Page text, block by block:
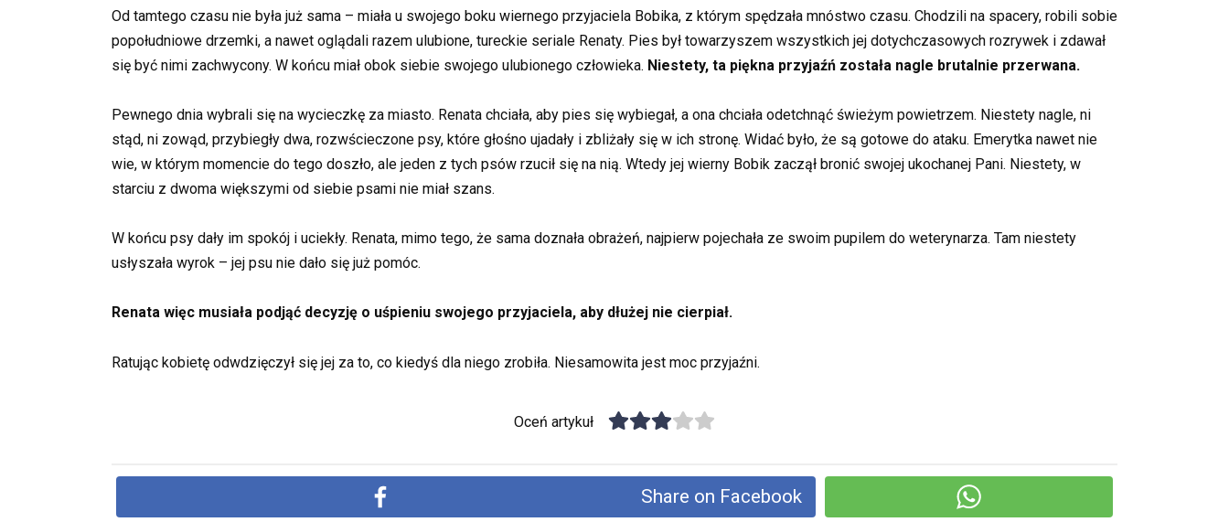
Od tamtego czasu nie była już sama – miała u swojego boku wiernego przyjaciela Bobika, z którym spędzała mnóstwo czasu. Chodzili na spacery, robili sobie
popołudniowe drzemki, a nawet oglądali razem ulubione, tureckie seriale Renaty. Pies był towarzyszem wszystkich jej dotychczasowych rozrywek i zdawał
się być nimi zachwycony. W końcu miał obok siebie swojego ulubionego człowieka. Niestety, ta piękna przyjaźń została nagle brutalnie przerwana.
Pewnego dnia wybrali się na wycieczkę za miasto. Renata chciała, aby pies się wybiegał, a ona chciała odetchnąć świeżym powietrzem. Niestety nagle, ni
stąd, ni zowąd, przybiegły dwa, rozwścieczone psy, które głośno ujadały i zbliżały się w ich stronę. Widać było, że są gotowe do ataku. Emerytka nawet nie
wie, w którym momencie do tego doszło, ale jeden z tych psów rzucił się na nią. Wtedy jej wierny Bobik zaczął bronić swojej ukochanej Pani. Niestety, w
starciu z dwoma większymi od siebie psami nie miał szans.
W końcu psy dały im spokój i uciekły. Renata, mimo tego, że sama doznała obrażeń, najpierw pojechała ze swoim pupilem do weterynarza. Tam niestety
usłyszała wyrok – jej psu nie dało się już pomóc.
Renata więc musiała podjąć decyzję o uśpieniu swojego przyjaciela, aby dłużej nie cierpiał.
Ratując kobietę odwdzięczył się jej za to, co kiedyś dla niego zrobiła. Niesamowita jest moc przyjaźni.
Oceń artykuł
Share on Facebook